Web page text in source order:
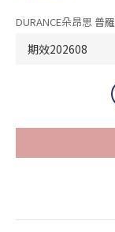
DURANCE朵昂思 普